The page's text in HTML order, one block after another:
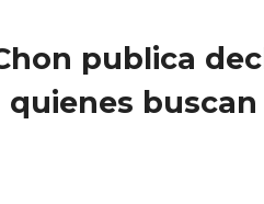
publica
quienes